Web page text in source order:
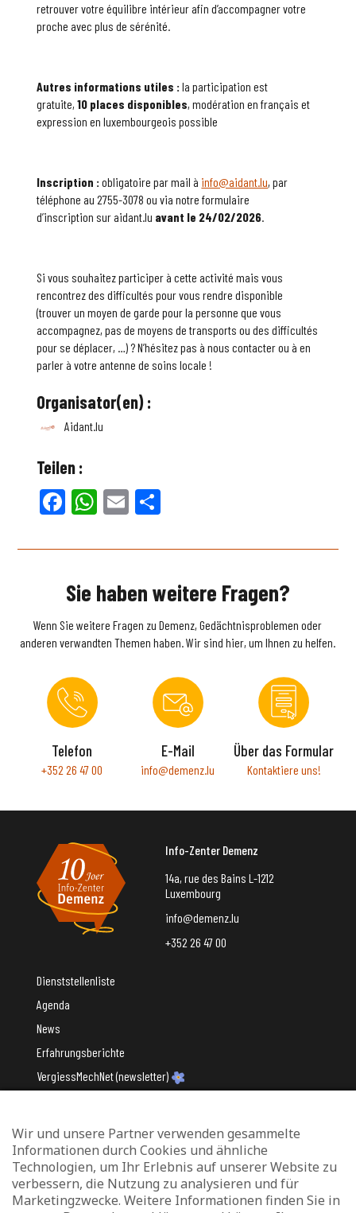
retrouver votre équilibre intérieur afin d’accompagner votre
proche avec plus de sérénité.
Autres informations utiles :la participation est
gratuite,10 places disponibles, modération en français et
expression en luxembourgeois possible
Inscription :obligatoire par mail à info@aidant.lu, par
téléphone au 2755-3078 ou via notre formulaire
d’inscription sur aidant.lu avant le 24/02/2026.
Si vous souhaitez participer à cette activité mais vous
rencontrez des difficultés pour vous rendre disponible
(trouver un moyen de garde pour la personne que vous
accompagnez, pas de moyens de transports ou des difficultés
pour se déplacer, …) ? N’hésitez pas à nous contacter ou à en
parler à votre antenne de soins locale !
Organisator(en) :
Aidant.lu
Teilen :
Facebook
WhatsApp
Email
Sie haben weitere Fragen?
Wenn Sie weitere Fragen zu Demenz, Gedächtnisproblemen oder
anderen verwandten Themen haben. Wir sind hier, um Ihnen zu helfen.
Telefon
+352 26 47 00
E-Mail
info@demenz.lu
Über das Formular
Kontaktiere uns!
Info-Zenter Demenz
14a, rue des Bains L-1212
Luxembourg
info@demenz.lu
+352 26 47 00
Dienststellenliste
Agenda
News
Erfahrungsberichte
VergiessMechNet (newsletter)
Mit Unterstützung des
Wir und unsere Partner verwenden gesammelte
Informationen durch Cookies und ähnliche
Technologien, um Ihr Erlebnis auf unserer Website zu
verbessern, die Nutzung zu analysieren und für
Marketingzwecke. Weitere Informationen finden Sie in